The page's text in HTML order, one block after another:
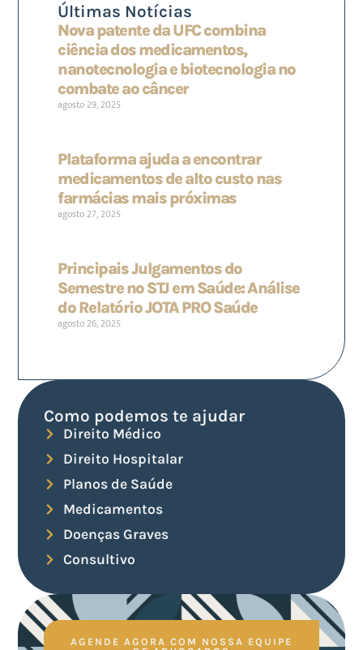
Últimas Notícias
Nova patente da UFC combina
ciência dos medicamentos,
nanotecnologia e biotecnologia no
combate ao câncer
agosto 29, 2025
Plataforma ajuda a encontrar
medicamentos de alto custo nas
farmácias mais próximas
agosto 27, 2025
Principais Julgamentos do
Semestre no STJ em Saúde: Análise
do Relatório JOTA PRO Saúde
agosto 26, 2025
Como podemos te ajudar
Direito Médico
Direito Hospitalar
Planos de Saúde
Medicamentos
Doenças Graves
Consultivo
AGENDE AGORA COM NOSSA EQUIPE